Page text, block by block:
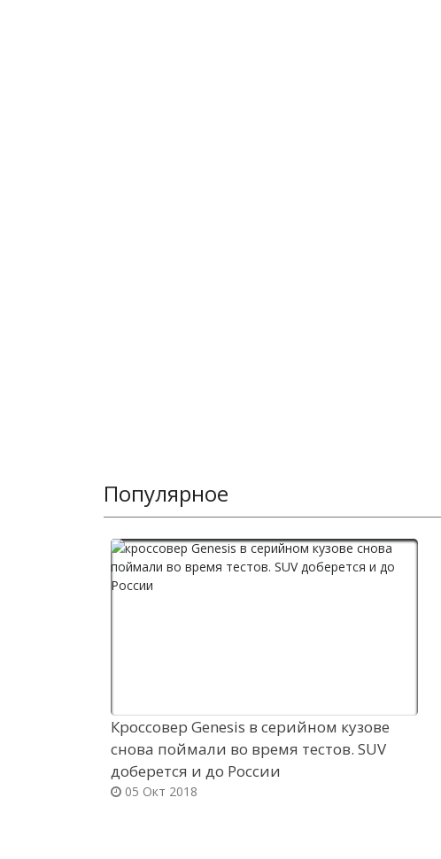
Популярное
Кроссовер Genesis в серийном кузове
снова поймали во время тестов. SUV
доберется и до России
05 Окт 2018